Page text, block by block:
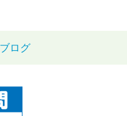
ブログ